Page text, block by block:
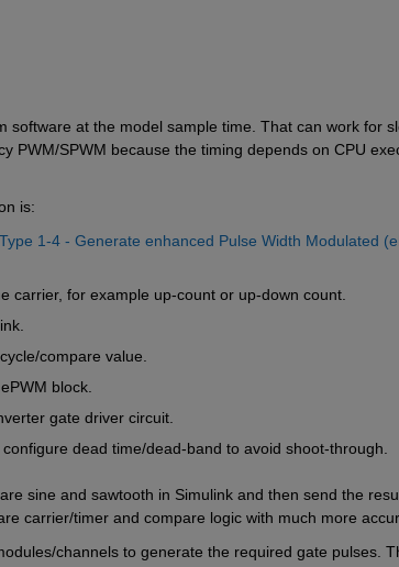
software at the model sample time. That can work for
PWM/SPWM because the timing depends on CPU
is:
1-4 - Generate enhanced Pulse Width Modulated
carrier, for example up-count or up-down count.
compare value.
block.
gate driver circuit.
dead time/dead-band to avoid shoot-through.
sine and sawtooth in Simulink and then send the
carrier/timer and compare logic with much more
channels to generate the required gate pulses.